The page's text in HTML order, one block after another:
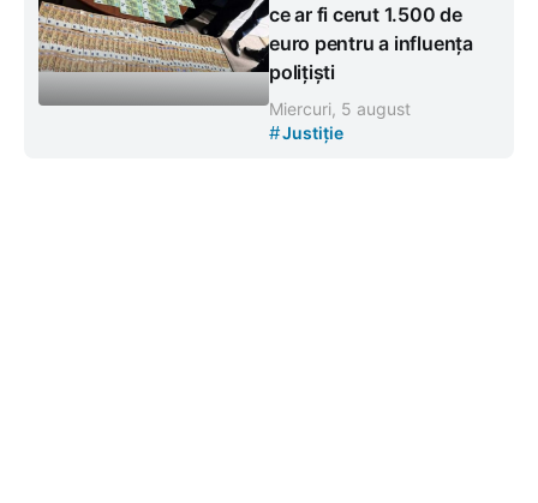
ce ar fi cerut 1.500 de
euro pentru a influența
polițiști
Miercuri, 5 august
#Justiție